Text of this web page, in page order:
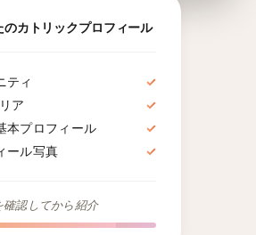
のカトリックプロフィール
ティ
✓
ア
✓
本プロフィール
✓
ール写真
✓
確認してから紹介